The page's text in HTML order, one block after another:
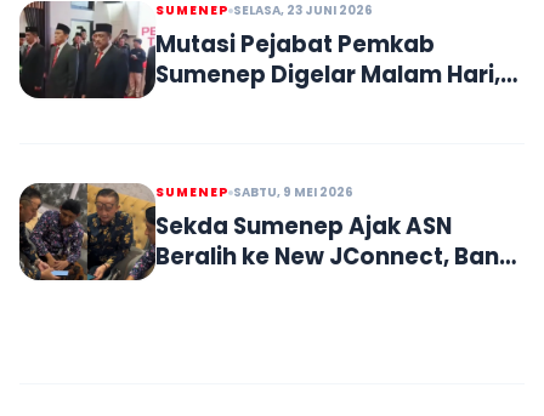
SUMENEP SELASA, 23 JUNI 2026
Mutasi Pejabat Pemkab
Sumenep Digelar Malam Hari,
SUMENEP SABTU, 9 MEI 2026
Sekda Sumenep Ajak ASN
Beralih ke New JConnect, Bank